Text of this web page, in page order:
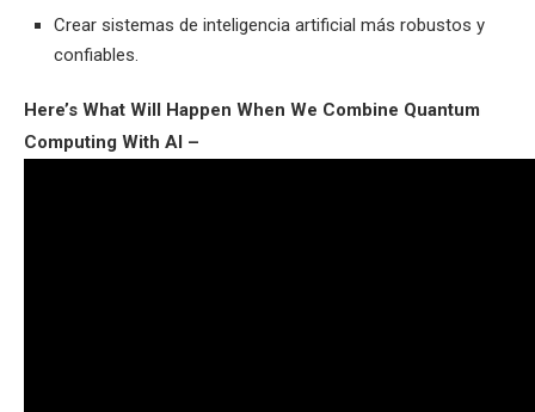
Crear sistemas de inteligencia artificial más robustos y
confiables.
Here’s What Will Happen When We Combine Quantum
Computing With AI –